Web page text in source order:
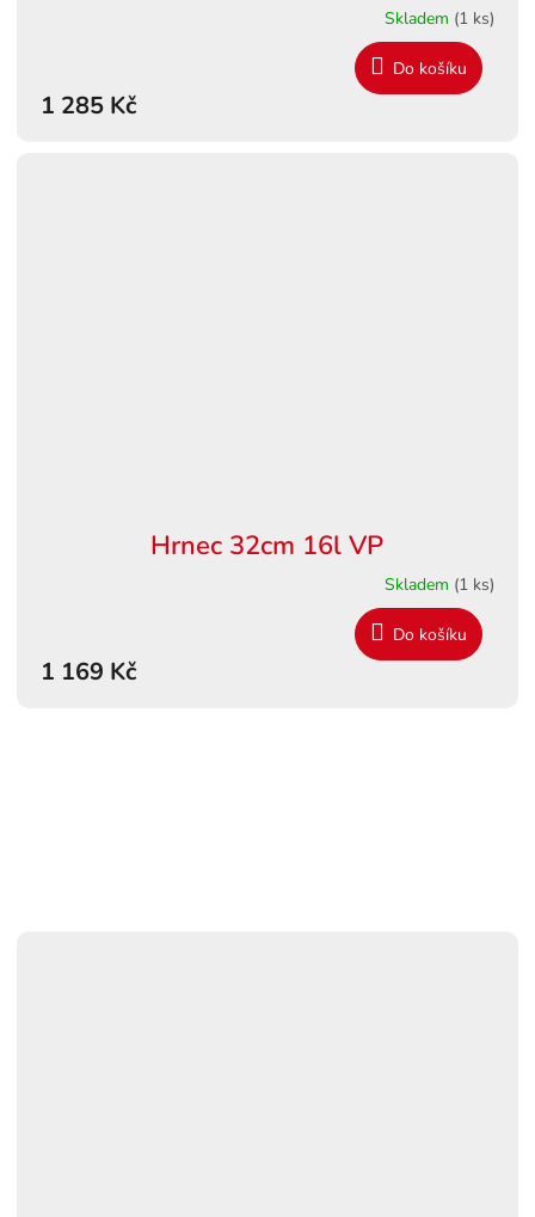
Skladem (1 ks)
1 285 Kč
Do košíku
Hrnec 32cm 16l VP
Skladem (1 ks)
1 169 Kč
Do košíku